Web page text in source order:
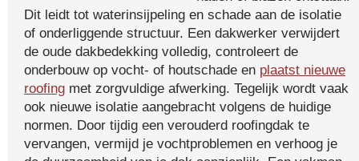
Dit leidt tot waterinsijpeling en schade aan de isolatie
of onderliggende structuur. Een dakwerker verwijdert
de oude dakbedekking volledig, controleert de
onderbouw op vocht- of houtschade en plaatst nieuwe
roofing met zorgvuldige afwerking. Tegelijk wordt vaak
ook nieuwe isolatie aangebracht volgens de huidige
normen. Door tijdig een verouderd roofingdak te
vervangen, vermijd je vochtproblemen en verhoog je